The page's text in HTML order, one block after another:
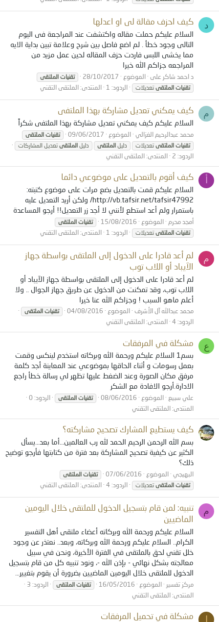
د كيف احزف مقالة لى او اعدلها
السلام عليكم حملت مقاله واكتشفت عند المراجعة فى اليوم
التالى وجود خطأ . لم اضع فاصل بين شرح وعلامة تبين بداية الايه
مما يخشى اللبس فاردت حزف المقاله لحين عمل مزيد من
المراجعه جزاكم الله خيرا
د احمد شاكر على الموضوع 28/10/2017 تقنيات الملتقى
تقنيات الملتقىتعديلات الردود: 1 المنتدى: الملتقى التقني
م كيف يمكني تعديل مشاركة بهذا الملتفى
السلام عليكم كيف يمكني تعديل مشاركة بهذا الملتفى شكراً
محمد عبدالرحيم الغزالي الموضوع 09/06/2017 تقنيات الملتقى
تقنيات الملتقىتعديلات دليل الملتقى دليل الملتقىتعديل المشاركات
الردود: 2 المنتدى: الملتقى التقني
كيف أقوم بالتعديل على موضوعي دائما
السلام عليكم قمت بالتعديل بضع مرات على موضوع كتبته:
http://vb.tafsir.net/tafsir47992/ ولكن أريد التعديل عليه
باستمرار ولم أعد استطع لأنني لا أجد زر التعديل!! أرجو المساعدة
أمجد محرم الموضوع 15/08/2016 تقنيات الملتقى
تقنيات الملتقىتعديلات الردود: 1 المنتدى: الملتقى التقني
م
لم أعد قادرا على الدخول إلى الملتقى بواسطة جهاز
الآيباد أو اللاب توب
لم أعد قادرا على الدخول إلى الملتقى بواسطة جهاز الآيباد أو
اللاب توب، وقد تمكنت من الدخول عن طريق جهاز الجوال .. ولا
أعلم ماهو السبب ! وجزاكم الله عنا خيرا
محمد عبدالله آل الأشرف الموضوع 04/08/2016 تقنيات الملتقى
الردود: 4 المنتدى: الملتقى التقني
ع مشكلة في المرفقات
بسم1 السلام عليكم ورحمة الله وبركاته استخدم لينكس وقمت
بعمل رسومات و أثناء الحاقها بموضوعي عند المعاينة أجد كلمة
مرفق مكان الصورة وعند الضغط عليها تظهر لي رسالة خطأ راجع
الادارة.أرجو الافادة مع الشكر
علي سبيع الموضوع 08/06/2016 تقنيات الملتقى
الردود: 0
المنتدى: الملتقى التقني
كيف يستطيع المشارك تصحيح مشاركته؟
بسم الله الرحمن الرحيم الحمد لله رب العالمين...أما بعد...يسأل
الكثير عن كيفية تصحيح المشاركة بعد فترة من كتابتها فأرجو توضيح
ذلك؟
البهيجي الموضوع 07/06/2016 تقنيات الملتقى
تقنيات الملتقىتعديلات الردود: 4 المنتدى: الملتقى التقني
م
تنبيه: لمن قام بتسجيل الدخول للملتقى خلال اليومين
الماضيين
السلام عليكم ورحمة الله وبركاته أعضاء ملتقى أهل التفسير
الكرام.. السلام عليكم ورحمة الله وبركاته، وبعد.. نعتذر عن وجود
خلل تقني لحق بالملتقى في الفترة الأخيرة، ونحن في سبيل
معالجته بشكل نهائي - بإذن الله -، ونود تنبيه كل من قام بتسجيل
الدخول للملتقى خلال اليومين الماضيين بضرورة أن يقوم بتغيير...
مركز تفسير الموضوع 16/05/2016 تقنيات الملتقى
الردود: 3
المنتدى: الملتقى التقني
مشكلة في تحميل المرفقات